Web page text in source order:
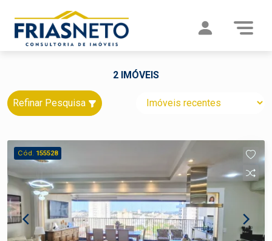
2 IMÓVEIS
Refinar Pesquisa
Cód. 155528